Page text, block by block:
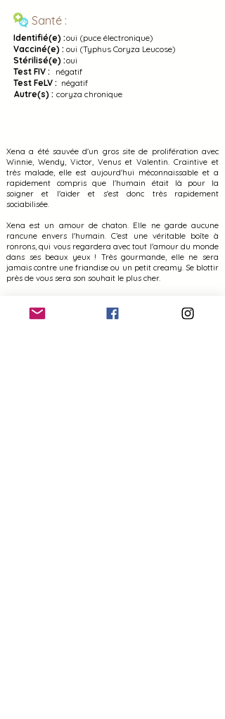
Santé :
Identifié(e) :oui (puce électronique)
Vacciné(e) : oui (Typhus Coryza Leucose)
Stérilisé(e) :oui
Test FIV :
négatif
Test FeLV : négatif
Autre(s) : coryza chronique
Xena a été sauvée d'un gros site de prolifération avec
Winnie, Wendy, Victor, Venus et Valentin. Craintive et
très malade, elle est aujourd'hui méconnaissable et a
rapidement compris que l'humain était là pour la
soigner et l'aider et s'est donc très rapidement
sociabilisée.
Xena est un amour de chaton. Elle ne garde aucune
rancune envers l'humain. C’est une véritable boîte à
ronrons, qui vous regardera avec tout l'amour du monde
dans ses beaux yeux ! Très gourmande, elle ne sera
jamais contre une friandise ou un petit creamy. Se blottir
près de vous sera son souhait le plus cher.
d'avoir un environnement bien enrichi pour ne pas
s'ennuyer !